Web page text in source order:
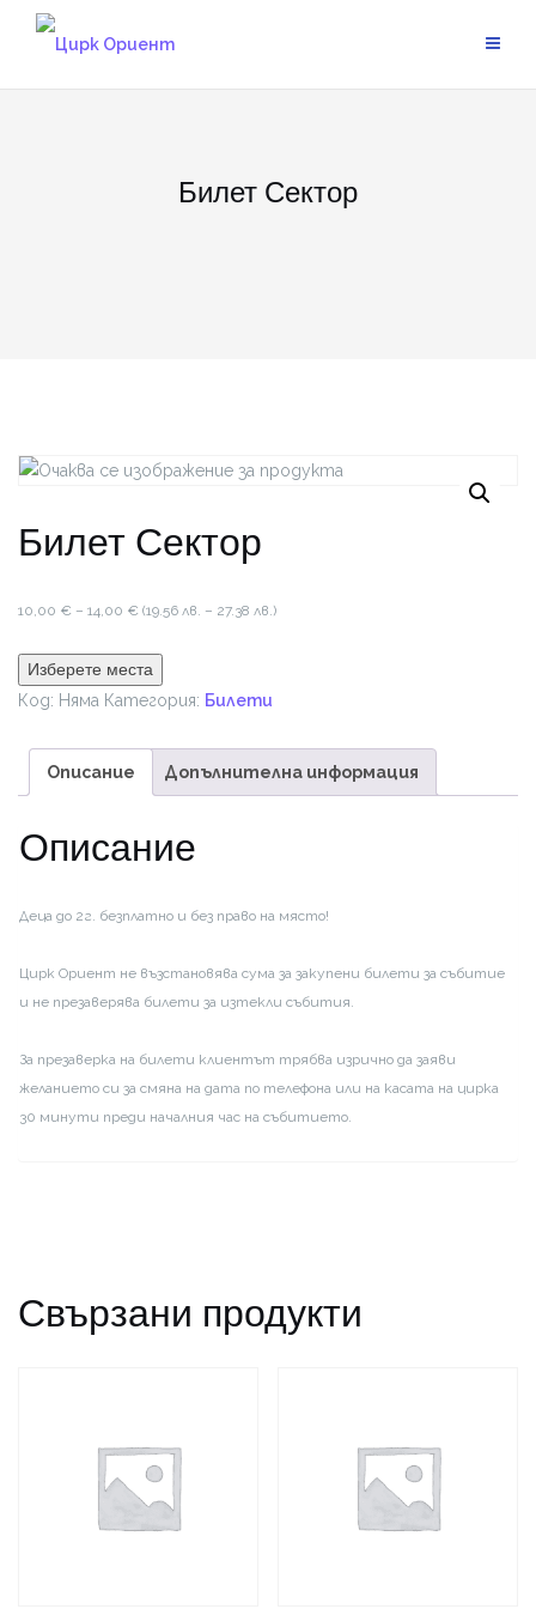
Билет Сектор
Билет Сектор
10,00 € – 14,00 € Price
10,00 €
through
(19.56 лв. – 27.38 лв.)
Изберете места
Код: Няма Категория: Билети
Описание Допълнителна информация
Описание
Деца до 2г. безплатно и без право на място!
Цирк Ориент не възстановява сума за закупени билети за събитие
и не презаверява билети за изтекли събития.
За презаверка на билети клиентът трябва изрично да заяви
желанието си за смяна на дата по телефона или на касата на цирка
30 минути преди началния час на събитието.
Свързани продукти